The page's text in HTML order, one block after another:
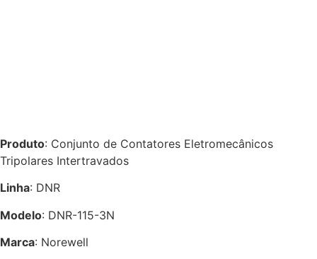
Produto: Conjunto de Contatores Eletromecânicos
Tripolares Intertravados
Linha: DNR
Modelo: DNR-115-3N
Marca: Norewell